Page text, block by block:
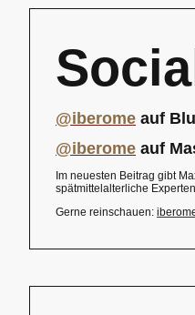
@iberome auf
@iberome auf
Im neuesten Beitrag gibt
spätmittelalterliche
Gerne reinschauen: